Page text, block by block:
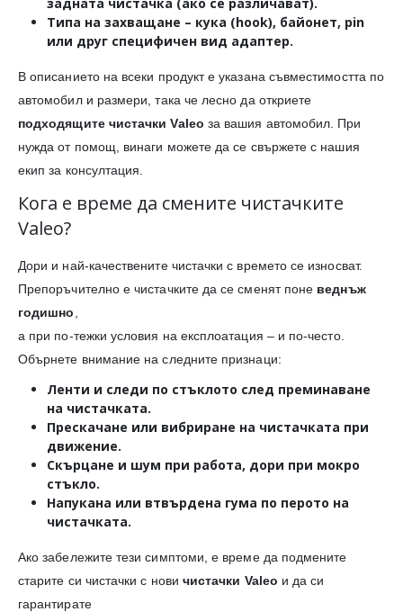
Типа на захващане – кука (hook), байонет, pin
или друг специфичен вид адаптер.
В описанието на всеки продукт е указана съвместимостта по
автомобил и размери, така че лесно да откриете
подходящите чистачки Valeo за вашия автомобил. При
нужда от помощ, винаги можете да се свържете с нашия
екип за консултация.
Кога е време да смените чистачките
Valeo?
Дори и най-качествените чистачки с времето се износват.
Препоръчително е чистачките да се сменят поне веднъж
годишно
а при по-тежки условия на експлоатация – и по-често.
Обърнете внимание на следните признаци:
Ленти и следи по стъклото след преминаване
на чистачката.
Прескачане или вибриране на чистачката при
движение.
Скърцане и шум при работа, дори при мокро
стъкло.
Напукана или втвърдена гума по перото на
чистачката.
Ако забележите тези симптоми, е време да подмените
старите си чистачки с нови чистачки Valeo и да си
гарантирате